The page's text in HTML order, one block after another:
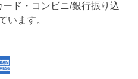
ド・コンビニ/銀行振り込
います。